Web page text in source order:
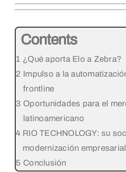
Contents
¿Qué aporta Elo a Zebra?
Impulso a la
frontline
Oportunidades para el
latinoamericano
RIO TECHNOLOGY: su
modernización empresarial
Conclusión